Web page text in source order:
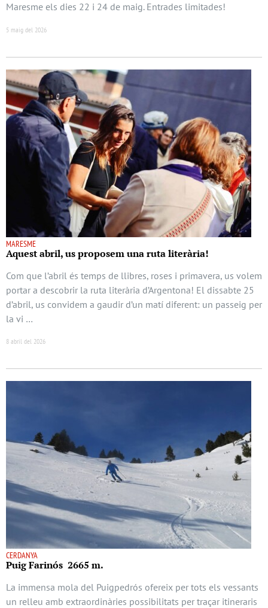
Maresme els dies 22 i 24 de maig. Entrades limitades!
5 maig del 2026
MARESME
Aquest abril, us proposem una ruta literària!
Com que l’abril és temps de llibres, roses i primavera, us volem
portar a descobrir la ruta literària d’Argentona! El dissabte 25
d’abril, us convidem a gaudir d’un matí diferent: un passeig per
la vi …
8 abril del 2026
CERDANYA
Puig Farinós 2665 m.
La immensa mola del Puigpedrós ofereix per tots els vessants
un relleu amb extraordinàries possibilitats per traçar itineraris